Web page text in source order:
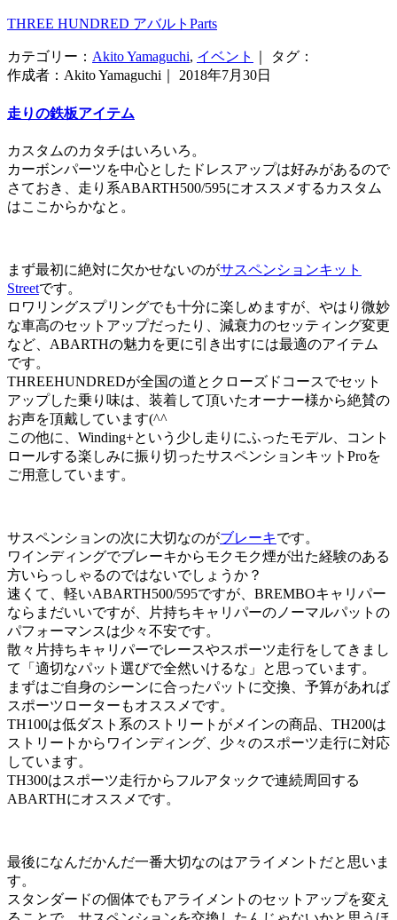
THREE HUNDRED アバルトParts
カテゴリー： Akito Yamaguchi, イベント
｜ タグ：
作成者：Akito Yamaguchi｜ 2018年7月30日
走りの鉄板アイテム
カスタムのカタチはいろいろ。
カーボンパーツを中心としたドレスアップは好みがあるので
さておき、走り系ABARTH500/595にオススメするカスタム
はここからかなと。
まず最初に絶対に欠かせないのがサスペンションキット
Streetです。
ロワリングスプリングでも十分に楽しめますが、やはり微妙
な車高のセットアップだったり、減衰力のセッティング変更
など、ABARTHの魅力を更に引き出すには最適のアイテム
です。
THREEHUNDREDが全国の道とクローズドコースでセット
アップした乗り味は、装着して頂いたオーナー様から絶賛の
お声を頂戴しています(^^ゞ
この他に、Winding+という少し走りにふったモデル、コント
ロールする楽しみに振り切ったサスペンションキットProを
ご用意しています。
サスペンションの次に大切なのがブレーキです。
ワインディングでブレーキからモクモク煙が出た経験のある
方いらっしゃるのではないでしょうか？
速くて、軽いABARTH500/595ですが、BREMBOキャリパー
ならまだいいですが、片持ちキャリパーのノーマルパットの
パフォーマンスは少々不安です。
散々片持ちキャリパーでレースやスポーツ走行をしてきまし
て「適切なパット選びで全然いけるな」と思っています。
まずはご自身のシーンに合ったパットに交換、予算があれば
スポーツローターもオススメです。
TH100は低ダスト系のストリートがメインの商品、TH200は
ストリートからワインディング、少々のスポーツ走行に対応
しています。
TH300はスポーツ走行からフルアタックで連続周回する
ABARTHにオススメです。
最後になんだかんだ一番大切なのはアライメントだと思いま
す。
スタンダードの個体でもアライメントのセットアップを変え